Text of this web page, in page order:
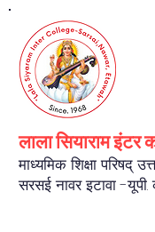
लाला सियाराम इंटर
माध्यमिक शिक्षा परिषद्
सरसई नावर इटावा -